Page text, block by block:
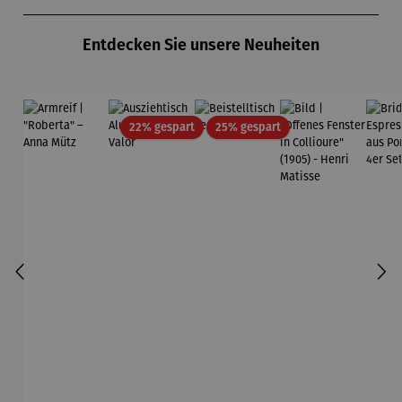
Entdecken Sie unsere Neuheiten
22% gespartRabatt25% gespartRabatt